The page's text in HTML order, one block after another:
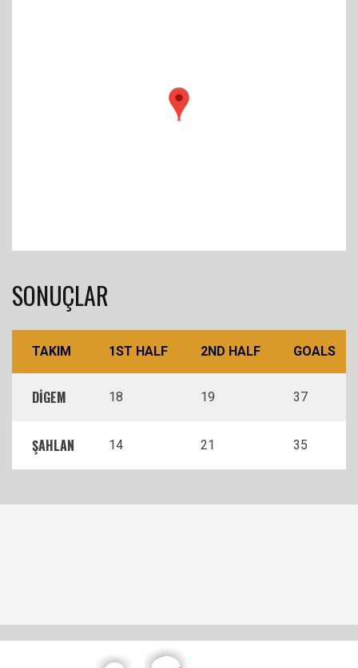
SONUÇLAR
TAKIM 1ST HALF 2ND HALF GOALS
DİGEM 18 19 37
ŞAHLAN 14 21 35